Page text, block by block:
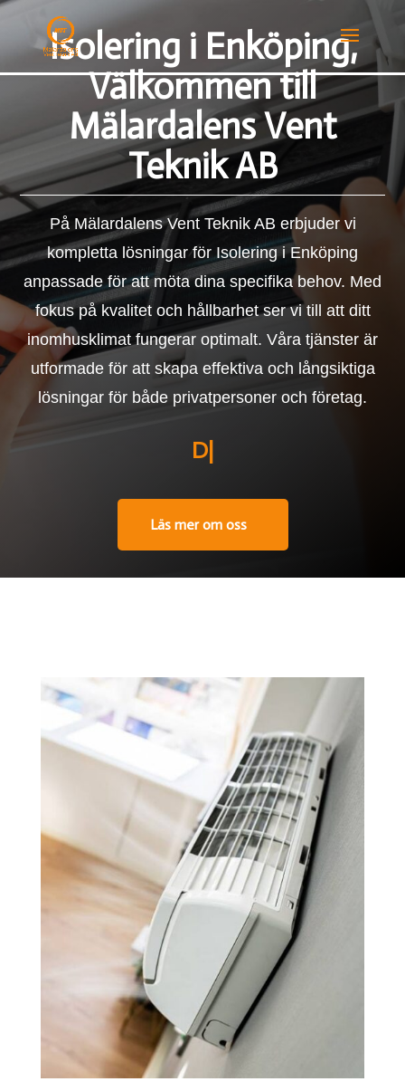
Isolering i Enköping,
Välkommen till
Mälardalens Vent
Teknik AB
På Mälardalens Vent Teknik AB erbjuder vi
kompletta lösningar för Isolering i Enköping
anpassade för att möta dina specifika behov. Med
fokus på kvalitet och hållbarhet ser vi till att ditt
inomhusklimat fungerar optimalt. Våra tjänster är
utformade för att skapa effektiva och långsiktiga
lösningar för både privatpersoner och företag.
Din exper
Läs mer om oss